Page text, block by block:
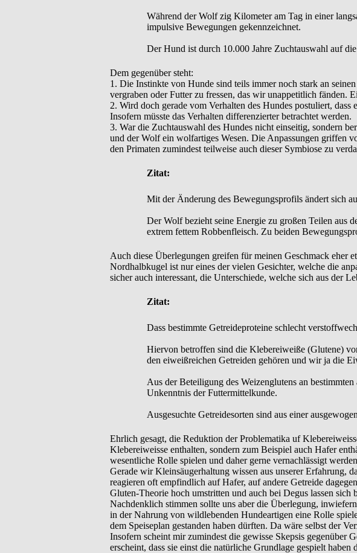
Während der Wolf zig Kilometer am Tag in einer
impulsive Bewegungen gekennzeichnet.
Der Hund ist durch 10.000 Jahre Zuchtauswahl auf
Dem gegenüber steht:
1. Die Instinkte von Hunde sind teils immer noch stark an
vergraben oder Futter zu fressen, das wir unappetitlich fänden.
2. Wird doch gerade vom Verhalten des Hundes postuliert,
Insofern müsste das Verhalten differenzierter betrachtet werden.
3. War die Zuchtauswahl des Hundes nicht einseitig, sondern
und der Wolf ein wolfartiges Wesen. Die Anpassungen griffen
den Primaten zumindest teilweise auch dieser Symbiose zu
Zitat:
Mit der Änderung des Bewegungsprofils ändert sich
Der Wolf bezieht seine Energie zu großen Teilen aus
extrem fettem Robbenfleisch. Zu beiden
Auch diese Überlegungen greifen für meinen Geschmack
Nordhalbkugel ist nur eines der vielen Gesichter, welche die
sicher auch interessant, die Unterschiede, welche sich aus der
Zitat:
Dass bestimmte Getreideproteine schlecht
Hiervon betroffen sind die Klebereiweiße (Glutene)
den eiweißreichen Getreiden gehören und wir ja die
Aus der Beteiligung des Weizenglutens an
Unkenntnis der Futtermittelkunde.
Ausgesuchte Getreidesorten sind aus einer
Ehrlich gesagt, die Reduktion der Problematika uf
Klebereiweisse enthalten, sondern zum Beispiel auch Hafer
wesentliche Rolle spielen und daher gerne vernachlässigt
Gerade wir Kleinsäugerhaltung wissen aus unserer Erfahrung,
reagieren oft empfindlich auf Hafer, auf andere Getreide
Gluten-Theorie hoch umstritten und auch bei Degus lassen
Nachdenklich stimmen sollte uns aber die Überlegung,
in der Nahrung von wildlebenden Hundeartigen eine Rolle
dem Speiseplan gestanden haben dürften. Da wäre selbst der
Insofern scheint mir zumindest die gewisse Skepsis gegenüber
erscheint, dass sie einst die natürliche Grundlage gespielt haben